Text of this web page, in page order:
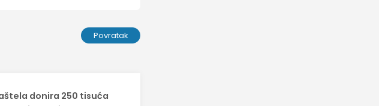
Povratak
donira 250 tisuća